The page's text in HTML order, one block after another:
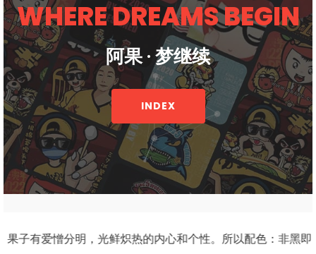
光鲜炽热的内心和个性。所以配色：非黑即白，黄